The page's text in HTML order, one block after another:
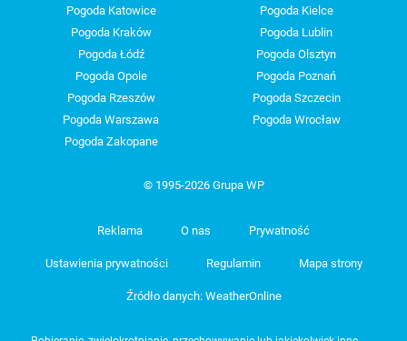
Pogoda Katowice
Pogoda Kielce
Pogoda Kraków
Pogoda Lublin
Pogoda Łódź
Pogoda Olsztyn
Pogoda Opole
Pogoda Poznań
Pogoda Rzeszów
Pogoda Szczecin
Pogoda Warszawa
Pogoda Wrocław
Pogoda Zakopane
© 1995-2026 Grupa WP
Reklama O nas Prywatność
Ustawienia prywatności Regulamin Mapa strony
Źródło danych: WeatherOnline